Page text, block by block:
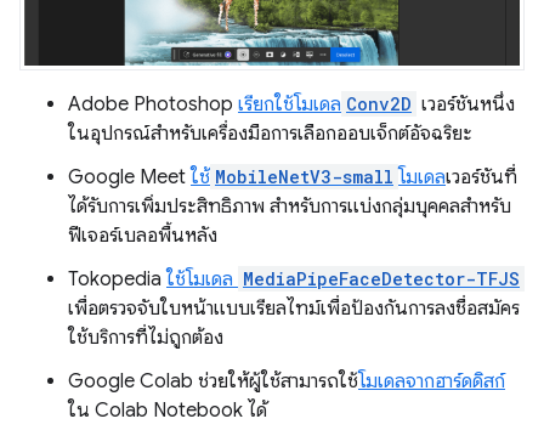
Adobe Photoshop เรียกใช้โมเดล Conv2D เวอร์ชันหนึ่ง
ในอุปกรณ์สำหรับเครื่องมือการเลือกออบเจ็กต์อัจฉริยะ
Google Meet ใช้ MobileNetV3-small โมเดลเวอร์ชันที่
ได้รับการเพิ่มประสิทธิภาพ สำหรับการแบ่งกลุ่มบุคคลสำหรับ
ฟีเจอร์เบลอพื้นหลัง
Tokopedia ใช้โมเดล MediaPipeFaceDetector-TFJS
เพื่อตรวจจับใบหน้าแบบเรียลไทม์เพื่อป้องกันการลงชื่อสมัคร
ใช้บริการที่ไม่ถูกต้อง
Google Colab ช่วยให้ผู้ใช้สามารถใช้โมเดลจากฮาร์ดดิสก์
ใน Colab Notebook ได้